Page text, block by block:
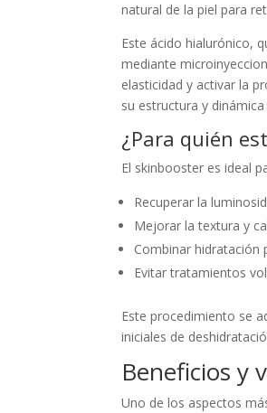
natural de la piel para
Este ácido hialurónico,
mediante
elasticidad y activar la
su estructura y
¿Para quién
El skinbooster es ideal
Recuperar la
Mejorar la textura y
Combinar hidratación
Evitar tratamientos
Este procedimiento se
iniciales de
Beneficios y
Uno de los aspectos